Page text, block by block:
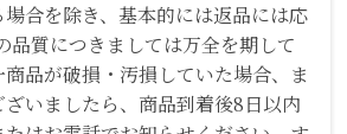
合を除き、基本的には返品には応
品質につきましては万全を期して
品が破損・汚損していた場合、ま
いましたら、商品到着後8日以内